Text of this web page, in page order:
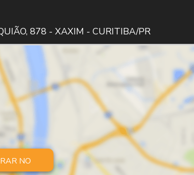
878 - XAXIM - CURITIBA/PR
NO